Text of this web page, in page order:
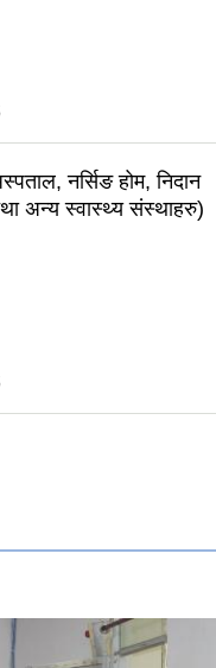
नर्सिङ होम, निदान
अन्य स्वास्थ्य संस्थाहरु)